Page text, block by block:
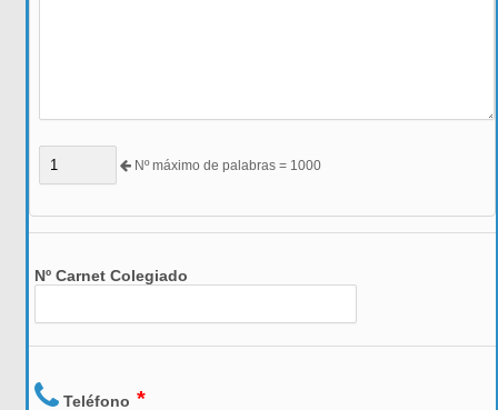
Nº máximo de palabras = 1000
Nº Carnet Colegiado
Teléfono *